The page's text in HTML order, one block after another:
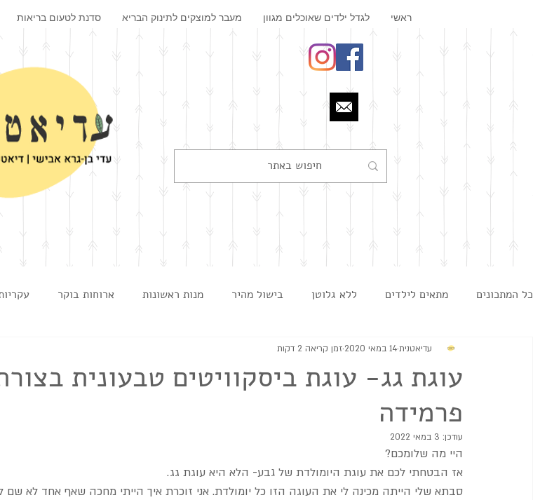
ראשי לגדל ילדים שאוכלים מגוון מעבר למוצקים לתינוק הבריא סדנת לטעום בריאות
כל המתכונים מתאים לילדים ללא גלוטן בישול מהיר מנות ראשונות ארוחות בוקר
גבינות וממרחים מרקים סלטים ותוספות
עוגת גג- עוגת ביסקוויטים טבעונית
פרמידה
עדיאטנית14 במאי 2020 זמן קריאה 2 דקות
עודכן: 3 במאי 2022
היי מה שלומכם?
אז הבטחתי לכם את עוגת היומולדת של גבע- הלא היא עוגת גג.
סבתא שלי הייתה מכינה לי את העוגה הזו כל יומולדת. אני זוכרת איך הייתי מחכה שאף אחד לא שם